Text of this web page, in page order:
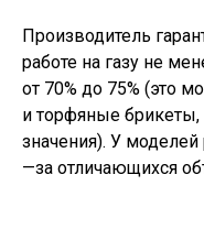
Производитель
работе на газу не
от 70% до 75% (это
и торфяные брикеты,
значения). У
—за отличающихся